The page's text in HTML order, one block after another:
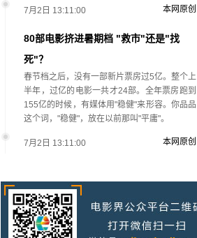
7月2日 13:11:00
80部电影挤进暑期档 "救市"还是"找
死"？
春节档之后，没有一部新片票房过5亿。整个上
半年，过亿的电影一共才24部。全年票房跑到
155亿的时候，有媒体用"稳健"来形容。你品品
这个词，"稳健"，放在以前那叫"平庸"。
本网原创
7月2日 13:11:00
路
2025年，真人实拍微短剧的上线数量占比约
71%，AI微短剧不到30%。到了2026年第一季
本网原创